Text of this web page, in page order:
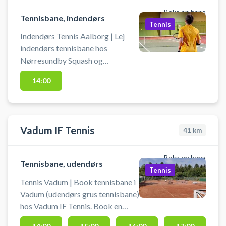
Boka en bana
Tennisbane, indendørs
Indendørs Tennis Aalborg | Lej
indendørs tennisbane hos
Nørresundby Squash og
Tenniscenter ved Aalborg. Book
en indendørs tennisbane og spil
Tennisbanen må kun benyttes med
ketcher og bolde. For adgang til
den indendørs tennishal bedes du
henvende dig i receptionen i det
nærliggende idrætscenter
SKANSEN.
Tennis
14:00
Vadum IF Tennis 41 km
Boka en bana
Tennisbane, udendørs
Tennis Vadum | Book tennisbane i
Vadum (udendørs grus tennisbane)
hos Vadum IF Tennis. Book en
tennisbane og spil tennis udendørs
Tennis